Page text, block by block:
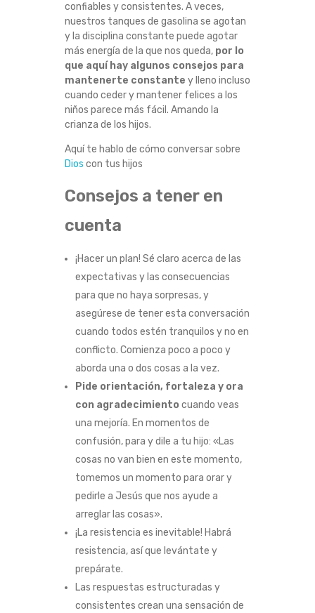
confiables y consistentes. A veces,
nuestros tanques de gasolina se agotan
y la disciplina constante puede agotar
más energía de la que nos queda, por lo
que aquí hay algunos consejos para
mantenerte constante y lleno incluso
cuando ceder y mantener felices a los
niños parece más fácil. Amando la
crianza de los hijos.
Aquí te hablo de cómo conversar sobre
Dios con tus hijos
Consejos a tener en
cuenta
¡Hacer un plan! Sé claro acerca de las
expectativas y las consecuencias
para que no haya sorpresas, y
asegúrese de tener esta conversación
cuando todos estén tranquilos y no en
conflicto. Comienza poco a poco y
aborda una o dos cosas a la vez.
Pide orientación, fortaleza y ora
con agradecimiento cuando veas
una mejoría. En momentos de
confusión, para y dile a tu hijo: «Las
cosas no van bien en este momento,
tomemos un momento para orar y
pedirle a Jesús que nos ayude a
arreglar las cosas».
¡La resistencia es inevitable! Habrá
resistencia, así que levántate y
prepárate.
Las respuestas estructuradas y
consistentes crean una sensación de